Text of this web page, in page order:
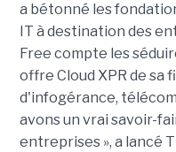
a bétonné les
IT à destination des
Free compte les
offre Cloud XPR de sa
d'infogérance,
avons un vrai savoir-
entreprises », a lancé